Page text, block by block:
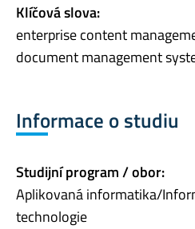
Klíčová slova:
enterprise content
document management
Informace o studiu
Studijní program / obor:
Aplikovaná informatika/
technologie